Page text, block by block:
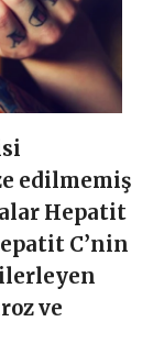
edilmemiş
Hepatit
C’nin
ilerleyen
ve